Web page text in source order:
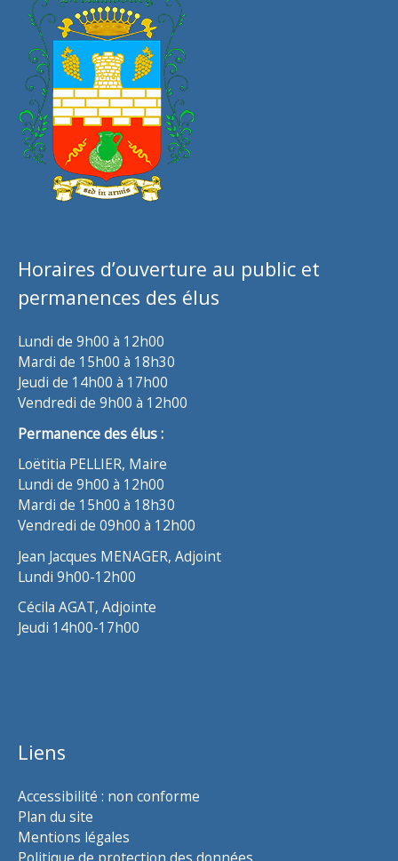
Horaires d’ouverture au public et
permanences des élus
Lundi de 9h00 à 12h00
Mardi de 15h00 à 18h30
Jeudi de 14h00 à 17h00
Vendredi de 9h00 à 12h00
Permanence des élus :
Loëtitia PELLIER, Maire
Lundi de 9h00 à 12h00
Mardi de 15h00 à 18h30
Vendredi de 09h00 à 12h00
Jean Jacques MENAGER, Adjoint
Lundi 9h00-12h00
Cécila AGAT, Adjointe
Jeudi 14h00-17h00
Liens
Accessibilité : non conforme
Plan du site
Mentions légales